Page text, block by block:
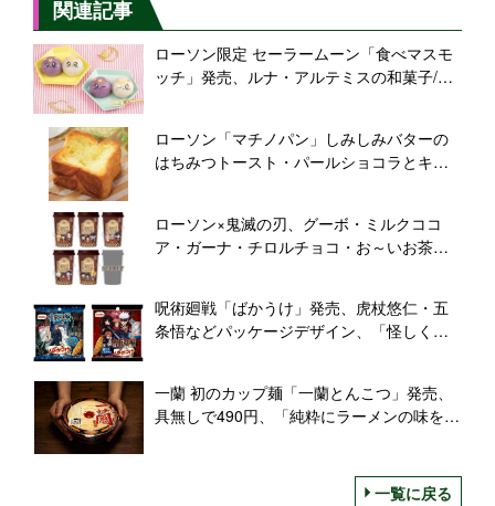
関連記事
ローソン限定 セーラームーン「食べマスモ
ッチ」発売、ルナ・アルテミスの和菓子/バ
ローソン「マチノパン」しみしみバターの
はちみつトースト・パールショコラとキャ
ローソン×鬼滅の刃、グーボ・ミルクココ
ア・ガーナ・チロルチョコ・お～いお茶な
呪術廻戦「ばかうけ」発売、虎杖悠仁・五
条悟などパッケージデザイン、「怪しく光
一蘭 初のカップ麺「一蘭とんこつ」発売、
具無しで490円、「純粋にラーメンの味を楽
一覧に戻る